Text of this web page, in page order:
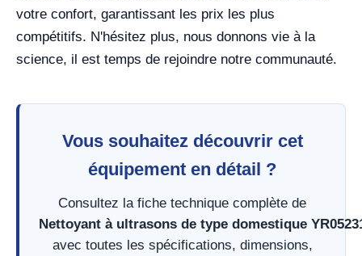
votre confort, garantissant les prix les plus
compétitifs. N'hésitez plus, nous donnons vie à la
science, il est temps de rejoindre notre communauté.
Vous souhaitez découvrir cet
équipement en détail ?
Consultez la fiche technique complète de
Nettoyant à ultrasons de type domestique
avec toutes les spécifications, dimensions,